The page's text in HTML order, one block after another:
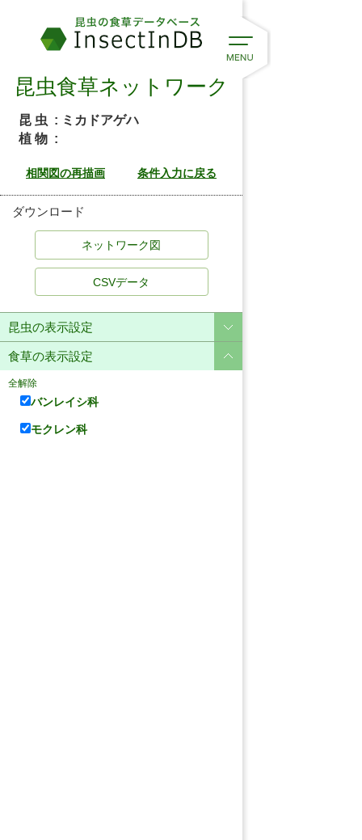
昆虫食草ネットワーク
昆 虫 : ミカドアゲハ
植 物 :
ダウンロード
CSVデータ
昆虫の表示設定
食草の表示設定
全解除
バンレイシ科
モクレン科